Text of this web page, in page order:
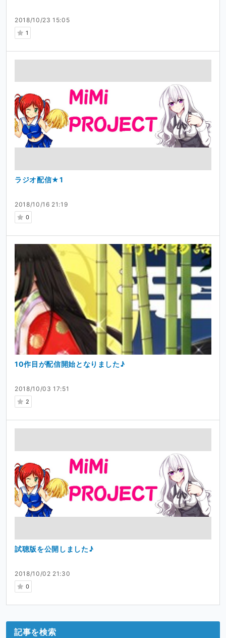
2018/10/23 15:05
1
2018/10/16 21:19
0
ラジオ配信★1
2018/10/03 17:51
2
10作目が配信開始となりました♪
2018/10/02 21:30
0
試聴版を公開しました♪
記事を検索